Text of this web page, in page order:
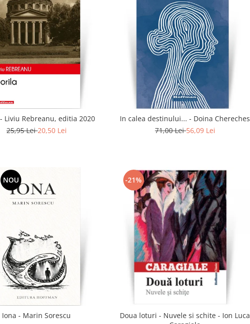
Liviu Rebreanu, editia 2020
25,95 Lei20,50 Lei
In calea destinului... - Doina Chereches
71,00 Lei56,09 Lei
NOU
Iona - Marin Sorescu
-21%
Doua loturi - Nuvele si schite - Ion Luca